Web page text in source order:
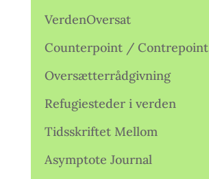
VerdenOversat
Counterpoint / Contrepoint
Oversætterrådgivning
Refugiesteder i verden
Tidsskriftet Mellom
Asymptote Journal